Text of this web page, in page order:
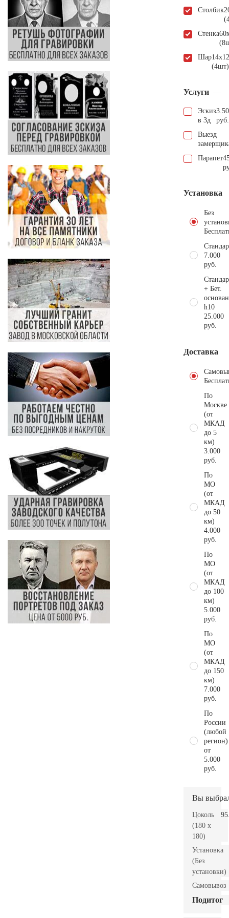
Столбик
Стенка
Шар
(4шт)
Услуги
Эскиз
в 3д
руб.
Выезд
Парапет
Установка
Без
7.000
руб.
+ Бет.
h10
25.000
руб.
Доставка
По
Москве
(от
МКАД
до 5
км)
3.000
руб.
По
МО
(от
МКАД
до 50
км)
4.000
руб.
По
МО
(от
МКАД
до 100
км)
5.000
руб.
По
МО
(от
МКАД
до 150
км)
7.000
руб.
По
России
(любой
регион)
от
5.000
руб.
Вы
Цоколь
(180 x
180)
Установка
(Без
установки)
Самовывоз
Подитог